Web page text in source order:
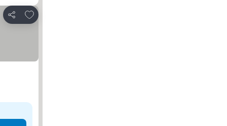
シェア
お気に入りに追加